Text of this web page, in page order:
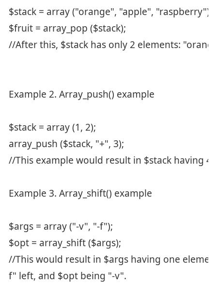
$stack = array ("orange", "apple", "raspberry");
$fruit = array_pop ($stack);
//After this, $stack has only 2 elements:
Example 2. Array_push() example
$stack = array (1, 2);
array_push ($stack, "+", 3);
//This example would result in $stack having 4
Example 3. Array_shift() example
$args = array ("-v", "-f");
$opt = array_shift ($args);
//This would result in $args having one
f" left, and $opt being "-v".